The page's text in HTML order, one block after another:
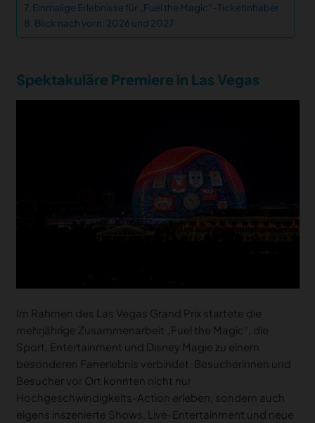
Einmalige Erlebnisse für „Fuel the Magic“-Ticketinhaber
Blick nach vorn: 2026 und 2027
Spektakuläre Premiere in Las Vegas
Im Rahmen des Las Vegas Grand Prix startete die
mehrjährige Zusammenarbeit „Fuel the Magic“, die
Sport, Entertainment und Disney Magie zu einem
besonderen Fanerlebnis verbindet. Besucherinnen und
Besucher vor Ort konnten nicht nur
Hochgeschwindigkeits-Action erleben, sondern auch
eigens inszenierte Shows, Live-Entertainment und neue